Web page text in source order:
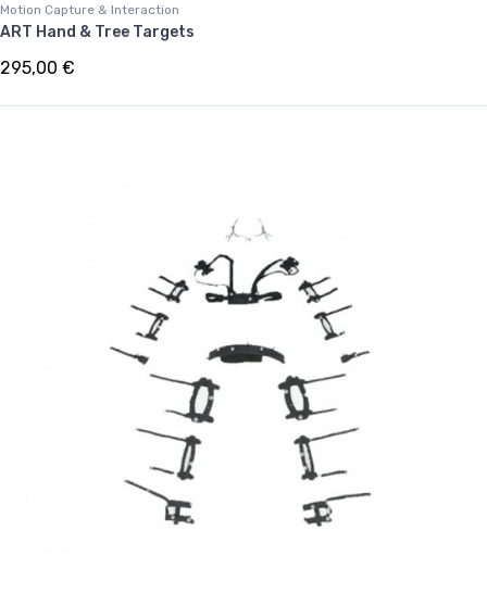
Motion Capture & Interaction
ART Hand & Tree Targets
295,00 €